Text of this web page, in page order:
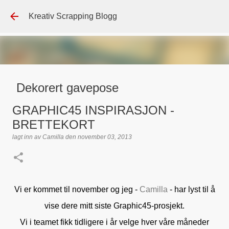
Gå til hovedinnhold
Kreativ Scrapping Blogg
Dekorert gavepose
TEKST KLISTREMERKER / STICKERS
GRAPHIC45 INSPIRASJON -
BRETTEKORT
lagt inn avCamilla den november 03, 2013
Vi er kommet til november og jeg - Camilla - har lyst til å
vise dere mitt siste Graphic45-prosjekt.
Vi i teamet fikk tidligere i år velge hver våre måneder